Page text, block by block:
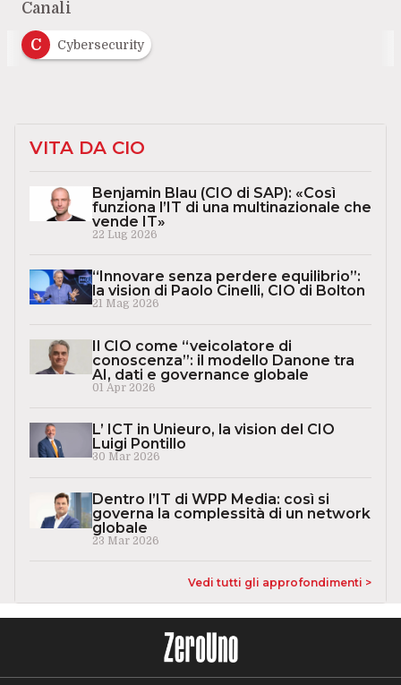
Canali
C Cybersecurity
VITA DA CIO
Benjamin Blau (CIO di SAP): «Così
funziona l’IT di una multinazionale che
vende IT»
22 Lug 2026
“Innovare senza perdere equilibrio”:
la vision di Paolo Cinelli, CIO di Bolton
21 Mag 2026
Il CIO come “veicolatore di
conoscenza”: il modello Danone tra
AI, dati e governance globale
01 Apr 2026
L’ ICT in Unieuro, la vision del CIO
Luigi Pontillo
30 Mar 2026
Dentro l’IT di WPP Media: così si
governa la complessità di un network
globale
23 Mar 2026
Vedi tutti gli approfondimenti >